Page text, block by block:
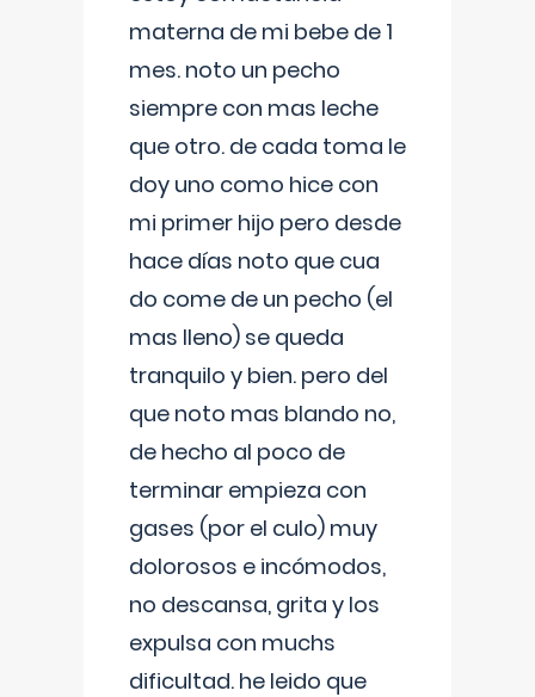
materna de mi bebe de 1
mes. noto un pecho
siempre con mas leche
que otro. de cada toma le
doy uno como hice con
mi primer hijo pero desde
hace días noto que cua
do come de un pecho (el
mas lleno) se queda
tranquilo y bien. pero del
que noto mas blando no,
de hecho al poco de
terminar empieza con
gases (por el culo) muy
dolorosos e incómodos,
no descansa, grita y los
expulsa con muchs
dificultad. he leido que